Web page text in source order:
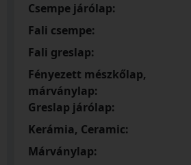
Csempe járólap:
Fali csempe:
Fali greslap:
Fényezett mészkőlap,
márványlap:
Greslap járólap:
Kerámia, Ceramic:
Márványlap: